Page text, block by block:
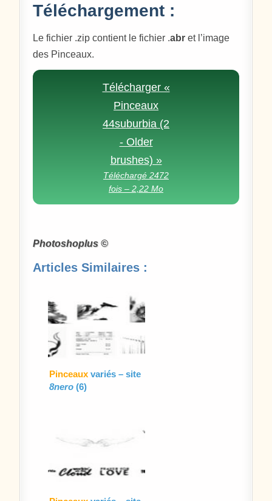
Téléchargement :
Le fichier .zip contient le fichier .abr et l’image
des Pinceaux.
Télécharger «
Pinceaux
44suburbia (2
- Older
brushes) »
Téléchargé 2472
fois – 2,22 Mo
Photoshoplus ©
Articles Similaires :
Pinceaux variés – site
8nero (6)